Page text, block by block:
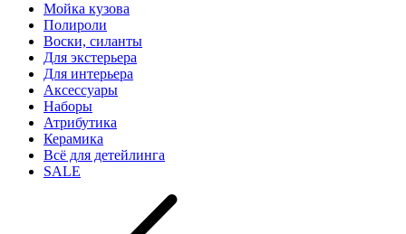
Мойка кузова
Полироли
Воски, силанты
Для экстерьера
Для интерьера
Аксессуары
Наборы
Атрибутика
Керамика
Всё для детейлинга
SALE